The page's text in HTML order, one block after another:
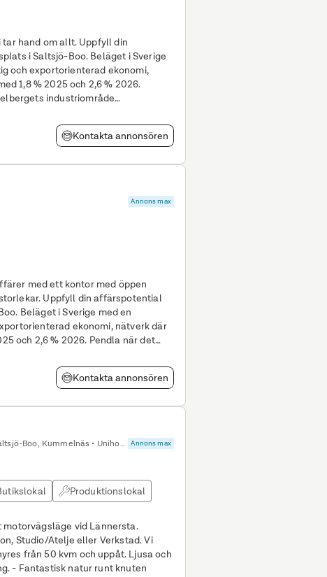
om allt. Uppfyll din
i Saltsjö-Boo. Beläget i Sverige
och exportorienterad ekonomi,
1,8 % 2025 och 2,6 % 2026.
industriområde
Kontakta annonsören
Annons max
med ett kontor med öppen
Beläget i Sverige med en
ekonomi, nätverk där
och 2,6 % 2026. Pendla när det
Kontakta annonsören
Nacka, Kummelbergets Industriområde, Saltsjö-Boo, Kummelnäs • Unihome AB Annons max
Produktionslokal
vid Lännersta.
Studio/Atelje eller Verkstad. Vi
flexibla lokaler med öppen planlösning. - Fantastisk natur runt knuten